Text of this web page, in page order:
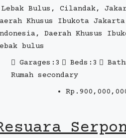
Lebak Bulus, Cilandak,
Khusus Ibukota
Daerah Khusus
bulus
Garages: 3 Beds: 3
Rumah secondary